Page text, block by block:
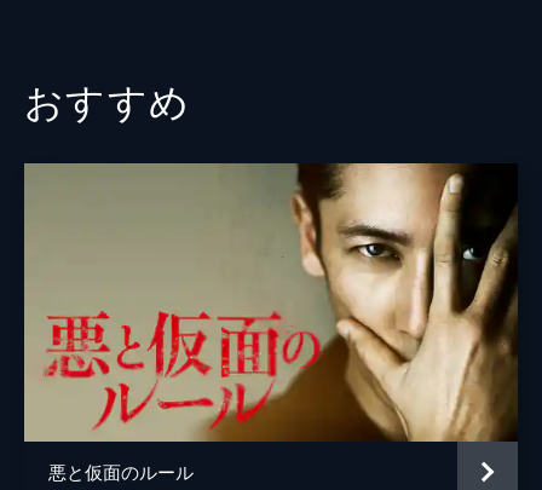
おすすめ
悪と仮面のルール